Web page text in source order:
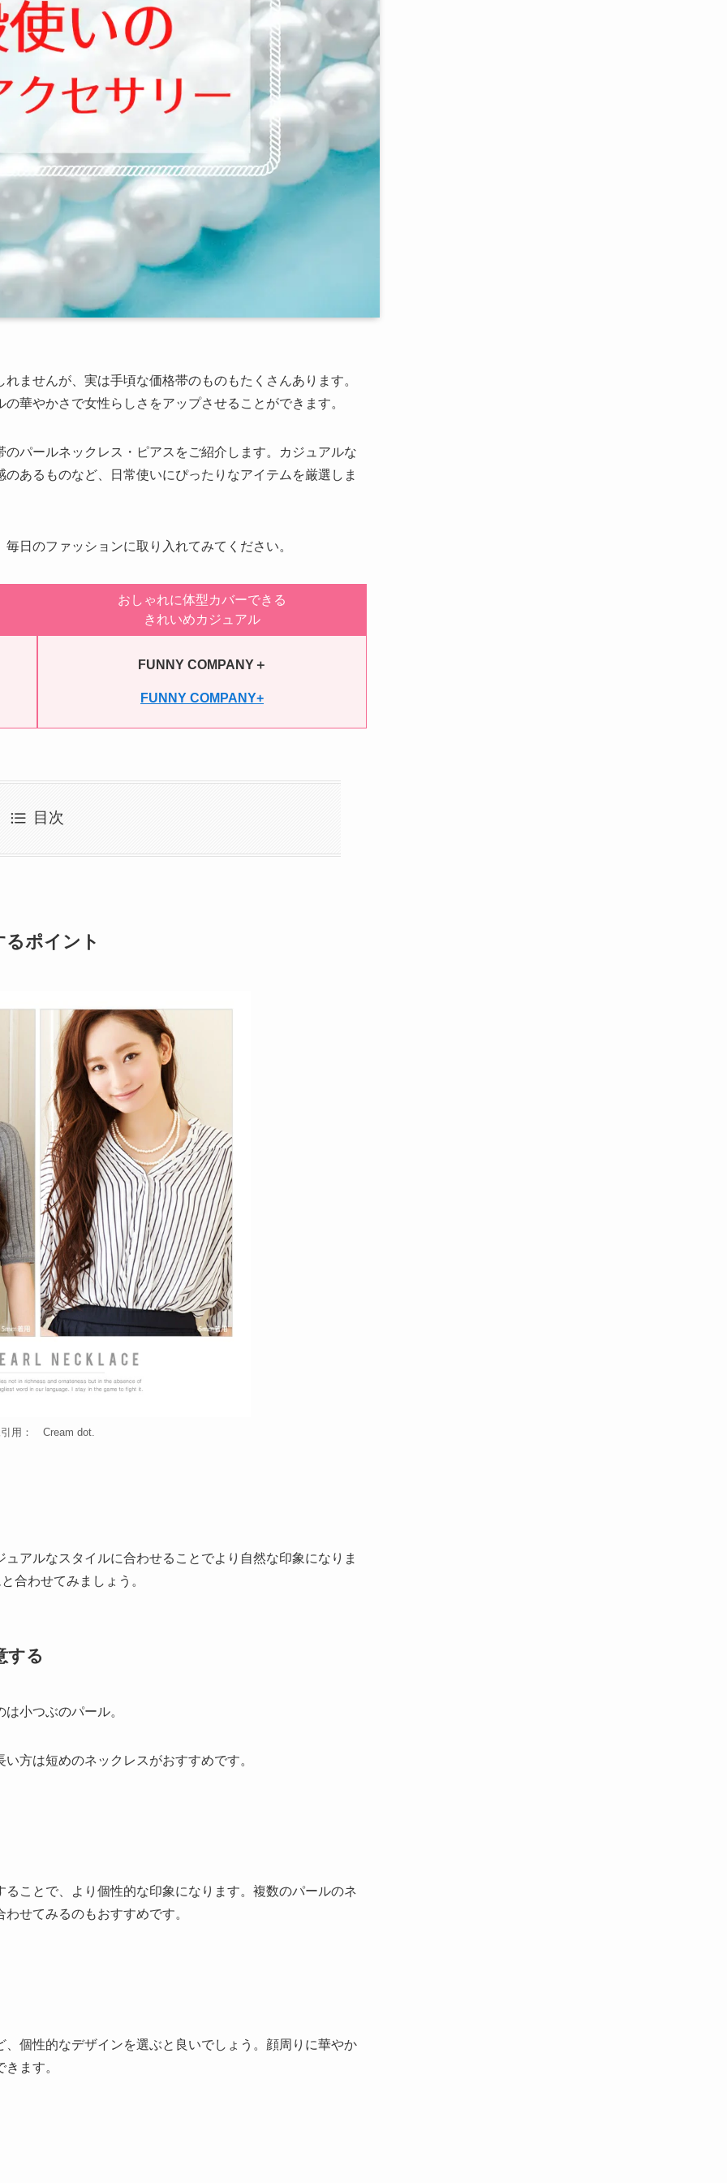
ませんが、実は手頃な価格帯のものもたくさんあります。
華やかさで女性らしさをアップさせることができます。
パールネックレス・ピアスをご紹介します。カジュアルな
あるものなど、日常使いにぴったりなアイテムを厳選しま
日のファッションに取り入れてみてください。
おしゃれに体型カバーできる
きれいめカジュアル
FUNNY COMPANY＋
FUNNY COMPANY+
目次
るポイント
用： Cream dot.
アルなスタイルに合わせることでより自然な印象になりま
合わせてみましょう。
する
小つぶのパール。
方は短めのネックレスがおすすめです。
ことで、より個性的な印象になります。複数のパールのネ
せてみるのもおすすめです。
個性的なデザインを選ぶと良いでしょう。顔周りに華やか
ます。